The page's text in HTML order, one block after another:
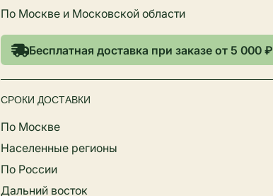
По Москве и Московской области
Бесплатная доставка при заказе от 5 000 ₽
СРОКИ ДОСТАВКИ
По Москве
Населенные регионы
По России
Дальний восток